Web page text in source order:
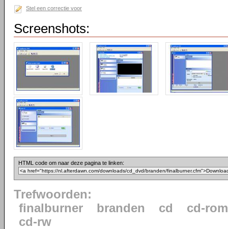
Stel een correctie voor
Screenshots:
HTML code om naar deze pagina te linken:
Trefwoorden:
finalburner
branden cd
cd-rom
cd-rw